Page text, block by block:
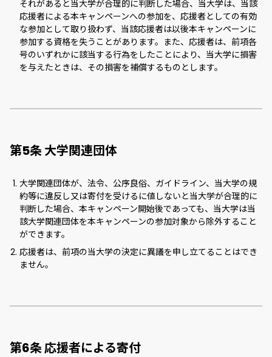
それがあると当大学が合理的に判断した場合、当大学は、当該
応援者による本キャンペーンへの参加を、応援者としての有効
な参加として取り扱わず、当該応援者は以後本キャンペーンに
参加する資格を失うことがあります。また、応援者は、前項各
号のいずれかに該当する行為をしたことにより、当大学に損害
を与えたときは、その損害を補償するものとします。
第5条 大学関連団体
大学関連団体が、法令、公序良俗、ガイドライン、当大学の規
約等に違反し又は寄付を受けるに値しないと当大学が合理的に
判断した場合、本キャンペーン開始後であっても、当大学は当
該大学関連団体を本キャンペーンの参加対象から除外すること
ができます。
応援者は、前項の当大学の決定に異議を申し立てることはでき
ません。
第6条 応援者による寄付